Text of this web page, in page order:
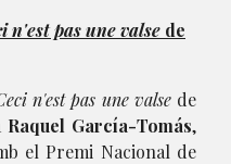
n'est pas une valse de
n'est pas une valsede
Raquel García-Tomás,
el Premi Nacional de